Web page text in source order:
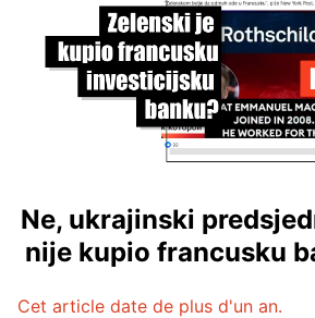
Ne, ukrajinski
nije kupio francusku
Cet article date de plus d'un an.